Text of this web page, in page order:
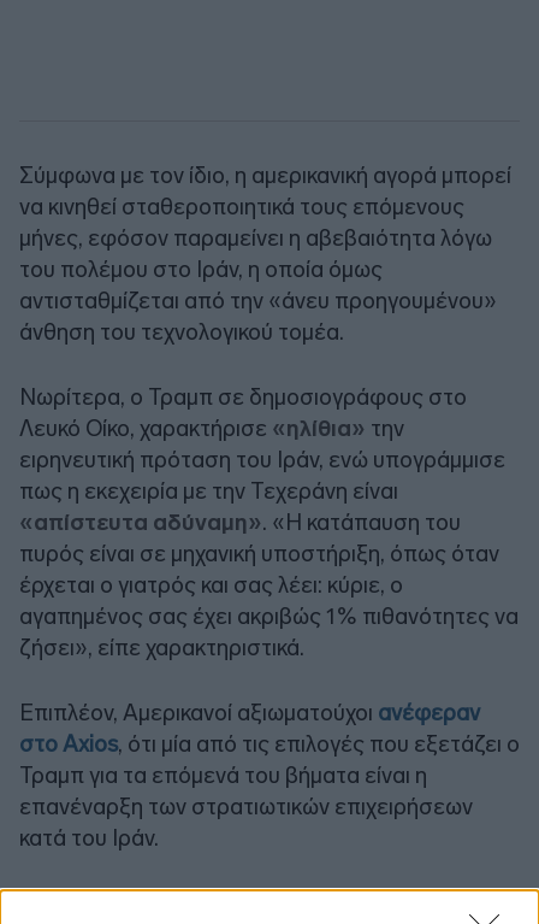
Σύμφωνα με τον ίδιο, η αμερικανική αγορά μπορεί
να κινηθεί σταθεροποιητικά τους επόμενους
μήνες, εφόσον παραμείνει η αβεβαιότητα λόγω
του πολέμου στο Ιράν, η οποία όμως
αντισταθμίζεται από την «άνευ προηγουμένου»
άνθηση του τεχνολογικού τομέα.
Νωρίτερα, ο Τραμπ σε δημοσιογράφους στο
Λευκό Οίκο, χαρακτήρισε «ηλίθια» την
ειρηνευτική πρόταση του Ιράν, ενώ υπογράμμισε
πως η εκεχειρία με την Τεχεράνη είναι
«απίστευτα αδύναμη». «Η κατάπαυση του
πυρός είναι σε μηχανική υποστήριξη, όπως όταν
έρχεται ο γιατρός και σας λέει: κύριε, ο
αγαπημένος σας έχει ακριβώς 1% πιθανότητες να
ζήσει», είπε χαρακτηριστικά.
Επιπλέον, Αμερικανοί αξιωματούχοι ανέφεραν
στο Axios, ότι μία από τις επιλογές που εξετάζει ο
Τραμπ για τα επόμενά του βήματα είναι η
επανέναρξη των στρατιωτικών επιχειρήσεων
κατά του Ιράν.